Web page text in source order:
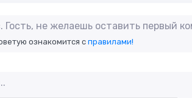
Гость, не желаешь оставить первый
ознакомится справилами!